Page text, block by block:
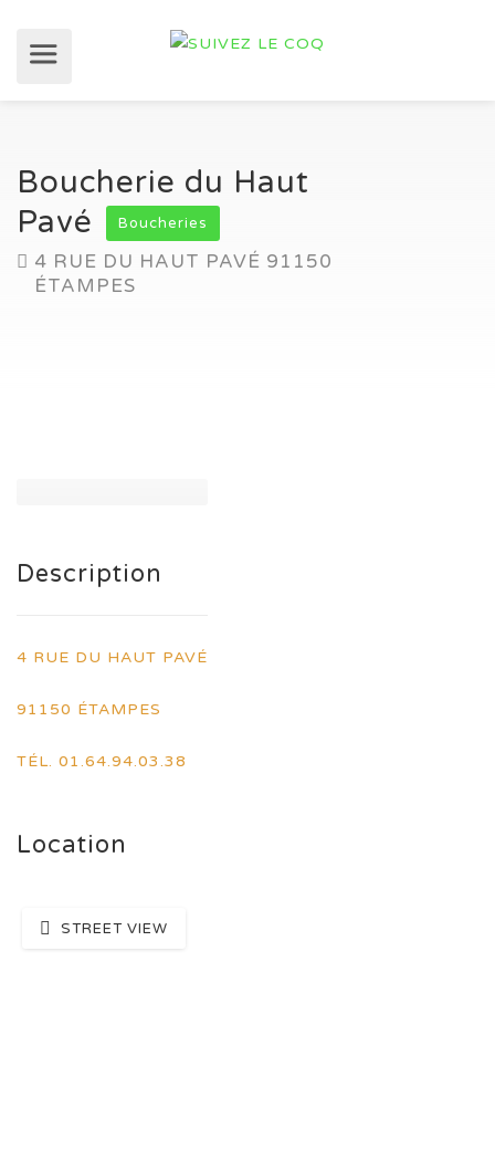
Boucherie du Haut
Pavé
Boucheries
4 RUE DU HAUT PAVÉ 91150
ÉTAMPES
Description
4 RUE DU HAUT PAVÉ
91150 ÉTAMPES
TÉL. 01.64.94.03.38
Location
STREET VIEW